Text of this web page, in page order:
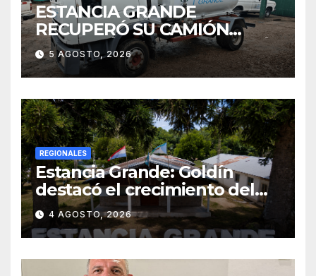
ESTANCIA GRANDE
RECUPERÓ SU CAMIÓN
ATMOSFÉRICO Y MEJORARÁ
EL SERVICIO DE
SANEAMIENTO PARA LOS
VECINOS
5 AGOSTO, 2026
REGIONALES
Estancia Grande: Goldín
destacó el crecimiento del
municipio, anunció nuevas
obras y defendió su gestión
frente a las críticas
4 AGOSTO, 2026